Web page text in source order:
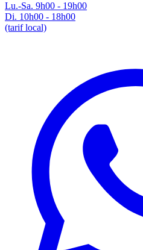
Lu.-Sa. 9h00 - 19h00
Di. 10h00 - 18h00
(tarif local)